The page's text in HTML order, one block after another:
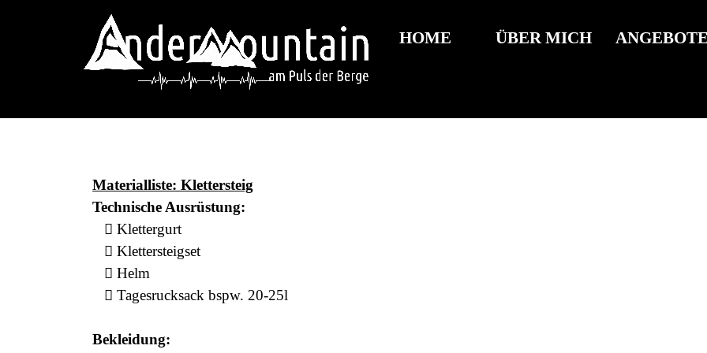
HOME ÜBER MICH ANGEBOTE
Materialliste: Klettersteig
Technische Ausrüstung:
 Klettergurt
 Klettersteigset
 Helm
 Tagesrucksack bspw. 20-25l
Bekleidung: